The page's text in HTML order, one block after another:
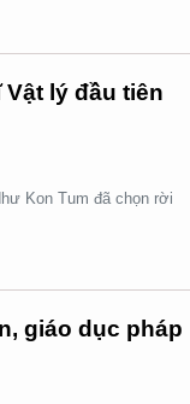
lý đầu tiên
Kon Tum đã chọn rời
giáo dục pháp